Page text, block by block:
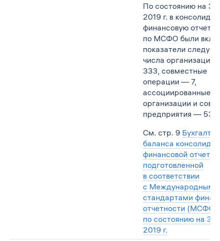
По состоянию на 31
2019 г. в
финансовую
по МСФО были
показатели
числа
333, совместные
операции — 7,
ассоциированные
организации и
предприятия — 53.
См. стр. 9
баланса
финансовой
подготовленной
в соответствии
с Международными
стандартами
отчетности (МСФО),
по состоянию на 31
2019 г.